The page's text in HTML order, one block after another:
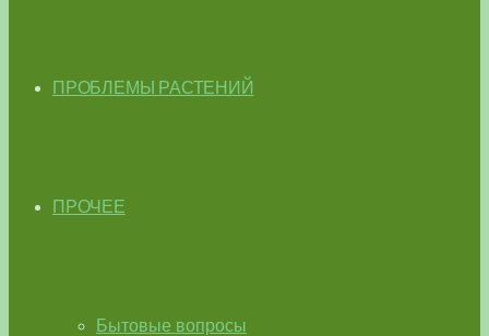
ПРОБЛЕМЫ РАСТЕНИЙ
ПРОЧЕЕ
Бытовые вопросы